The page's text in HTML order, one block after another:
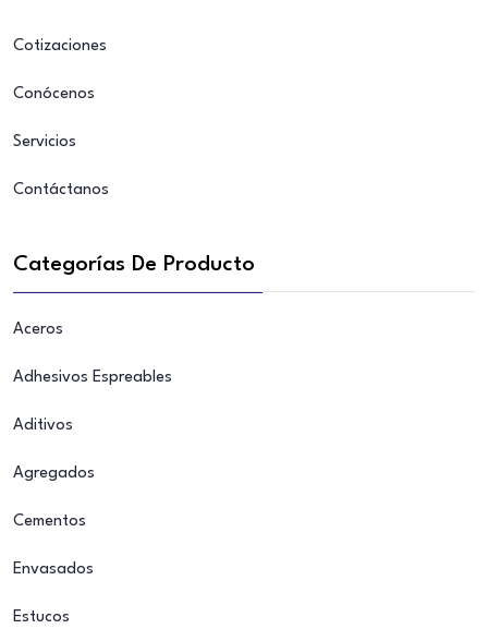
Cotizaciones
Conócenos
Servicios
Contáctanos
Categorías De Producto
Aceros
Adhesivos Espreables
Aditivos
Agregados
Cementos
Envasados
Estucos